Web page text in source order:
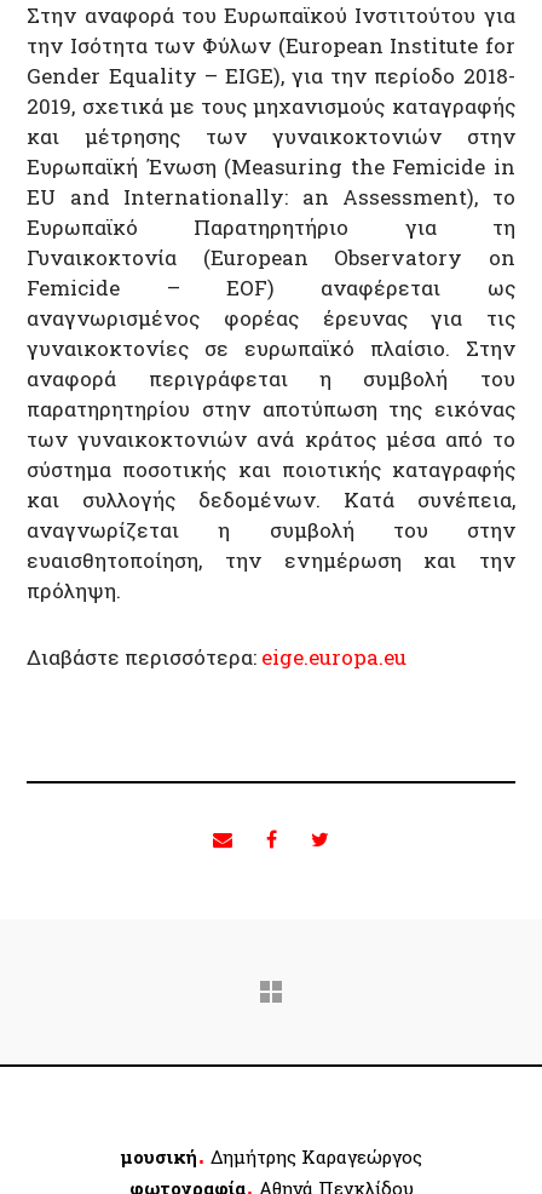
Στην αναφορά του Ευρωπαϊκού Ινστιτούτου για
την Ισότητα των Φύλων (European Institute for
Gender Equality – EIGE), για την περίοδο 2018-
2019, σχετικά με τους μηχανισμούς καταγραφής
και μέτρησης των γυναικοκτονιών στην
Ευρωπαϊκή Ένωση (Measuring the Femicide in
EU and Internationally: an Assessment), τo
Ευρωπαϊκό Παρατηρητήριο για τη
Γυναικοκτονία (European Observatory on
Femicide – EOF) αναφέρεται ως
αναγνωρισμένος φορέας έρευνας για τις
γυναικοκτονίες σε ευρωπαϊκό πλαίσιο. Στην
αναφορά περιγράφεται η συμβολή του
παρατηρητηρίου στην αποτύπωση της εικόνας
των γυναικοκτονιών ανά κράτος μέσα από το
σύστημα ποσοτικής και ποιοτικής καταγραφής
και συλλογής δεδομένων. Κατά συνέπεια,
αναγνωρίζεται η συμβολή του στην
ευαισθητοποίηση, την ενημέρωση και την
πρόληψη.
Διαβάστε περισσότερα: eige.europa.eu
μουσική. Δημήτρης Καραγεώργος
φωτογραφία. Αθηνά Πεγκλίδου